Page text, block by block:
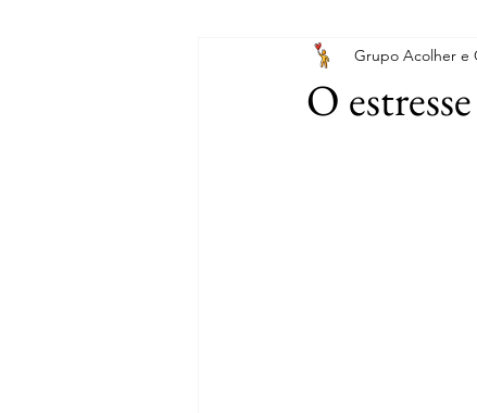
O
Grupo Acolher e